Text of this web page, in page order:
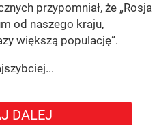
przypomniał, że „Rosja
od naszego kraju,
większą populację”.
DALEJ